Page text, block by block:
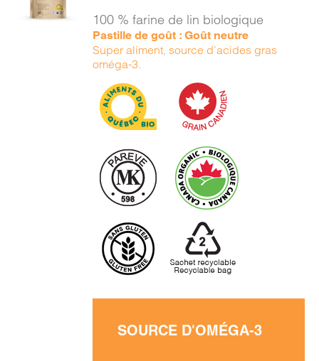
/
100 % farine de lin biologique
Pastille de goût : Goût neutre
Super aliment, source d’acides gras
oméga-3.
SOURCE D'OMÉGA-3